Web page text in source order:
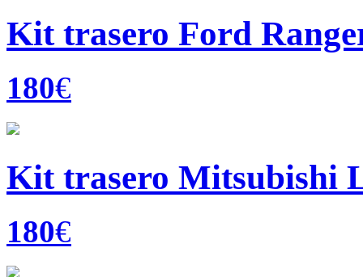
Kit trasero Ford
180€
Kit trasero Mitsubishi
180€